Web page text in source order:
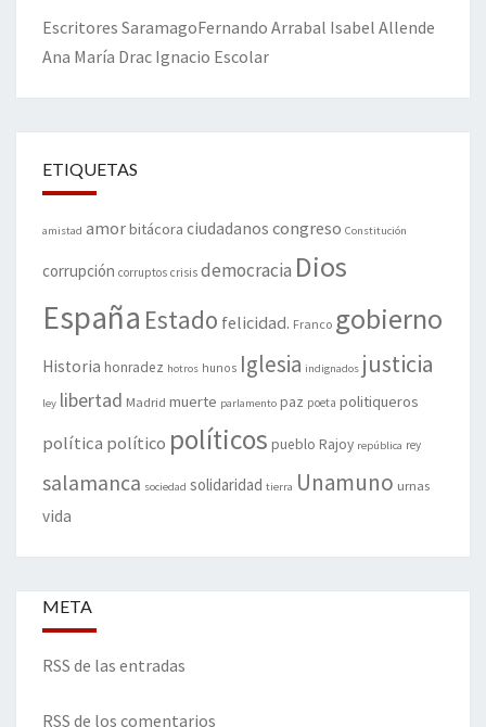
Escritores SaramagoFernando Arrabal Isabel Allende
Ana María Drac Ignacio Escolar
ETIQUETAS
amistad amorbitácora ciudadanos congreso Constitución
corrupción corruptos crisis democracia Dios
España Estado felicidad. Franco gobierno
Historia honradez hotros hunos Iglesia indignados justicia
ley libertad Madrid muerte parlamento paz poeta politiqueros
política político políticos pueblo Rajoy república rey
salamanca sociedad solidaridad tierra Unamuno urnas
vida
META
RSS de las entradas
RSS de los comentarios